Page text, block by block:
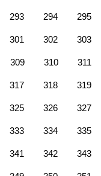
293 294 295
301 302 303
309 310 311
317 318 319
325 326 327
333 334 335
341 342 343